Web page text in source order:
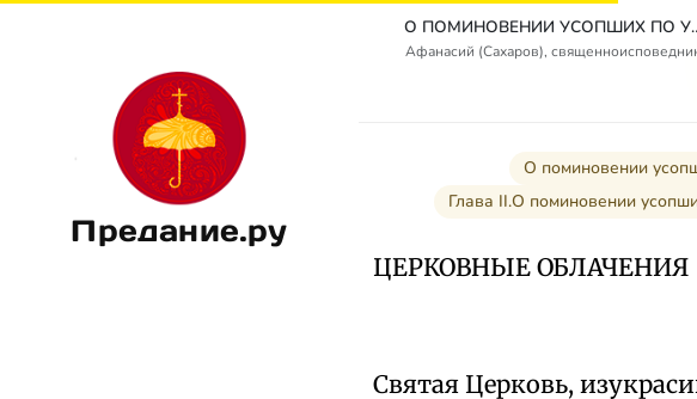
Предание.ру
О ПОМИНОВЕНИИ
Афанасий (Сахаров),
О поминовении
Глава II.О поминовении
ЦЕРКОВНЫЕ ОБЛАЧЕНИЯ
Святая Церковь,